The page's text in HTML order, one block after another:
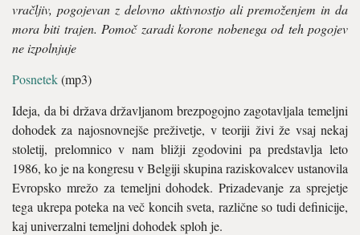
vračljiv, pogojevan z delovno aktivnostjo ali premoženjem in da
mora biti trajen. Pomoč zaradi korone nobenega od teh pogojev
ne izpolnjuje
Posnetek(mp3)
Ideja, da bi država državljanom brezpogojno zagotavljala temeljni
dohodek za najosnovnejše preživetje, v teoriji živi že vsaj nekaj
stoletij, prelomnico v nam bližji zgodovini pa predstavlja leto
1986, ko je na kongresu v Belgiji skupina raziskovalcev ustanovila
Evropsko mrežo za temeljni dohodek. Prizadevanje za sprejetje
tega ukrepa poteka na več koncih sveta, različne so tudi definicije,
kaj univerzalni temeljni dohodek sploh je.